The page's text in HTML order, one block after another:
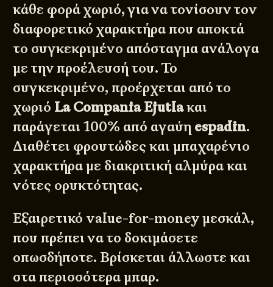
κάθε φορά χωριό, για να τονίσουν τον
διαφορετικό χαρακτήρα που αποκτά
το συγκεκριμένο απόσταγμα ανάλογα
με την προέλευσή του. Το
συγκεκριμένο, προέρχεται από το
χωριό La Compania Ejutlaκαι
παράγεται 100% από αγαύη espadin.
Διαθέτει φρουτώδες και μπαχαρένιο
χαρακτήρα με διακριτική αλμύρα και
νότες ορυκτότητας.
Εξαιρετικό value-for-money μεσκάλ,
που πρέπει να το δοκιμάσετε
οπωσδήποτε. Βρίσκεται άλλωστε και
στα περισσότερα μπαρ.